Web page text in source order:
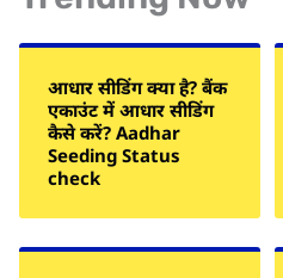
आधार सीडिंग क्या है? बैंक
एकाउंट में आधार सीडिंग
कैसे करें? Aadhar
Seeding Status
check